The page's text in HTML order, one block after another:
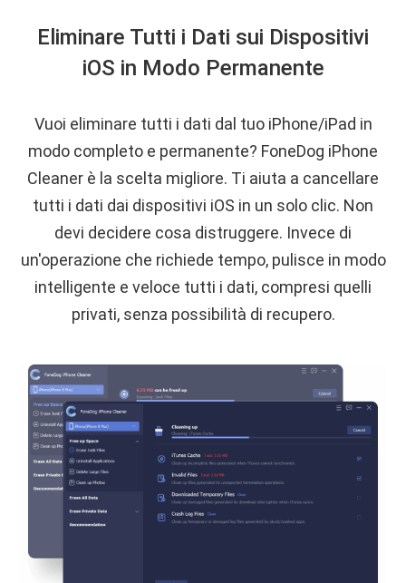
Eliminare Tutti i Dati sui Dispositivi
iOS in Modo Permanente
Vuoi eliminare tutti i dati dal tuo iPhone/iPad in
modo completo e permanente? FoneDog iPhone
Cleaner è la scelta migliore. Ti aiuta a cancellare
tutti i dati dai dispositivi iOS in un solo clic. Non
devi decidere cosa distruggere. Invece di
un'operazione che richiede tempo, pulisce in modo
intelligente e veloce tutti i dati, compresi quelli
privati, senza possibilità di recupero.